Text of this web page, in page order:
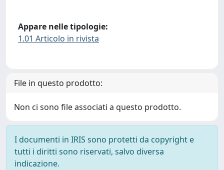
Appare nelle tipologie:
1.01 Articolo in rivista
File in questo prodotto:
Non ci sono file associati a questo prodotto.
I documenti in IRIS sono protetti da copyright e
tutti i diritti sono riservati, salvo diversa
indicazione.